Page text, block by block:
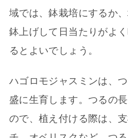
域では、鉢栽培にするか
鉢上げして日当たりがよ
るとよいでしょう。
ハゴロモジャスミンは、
盛に生育します。つるの
ので、植え付ける際は、